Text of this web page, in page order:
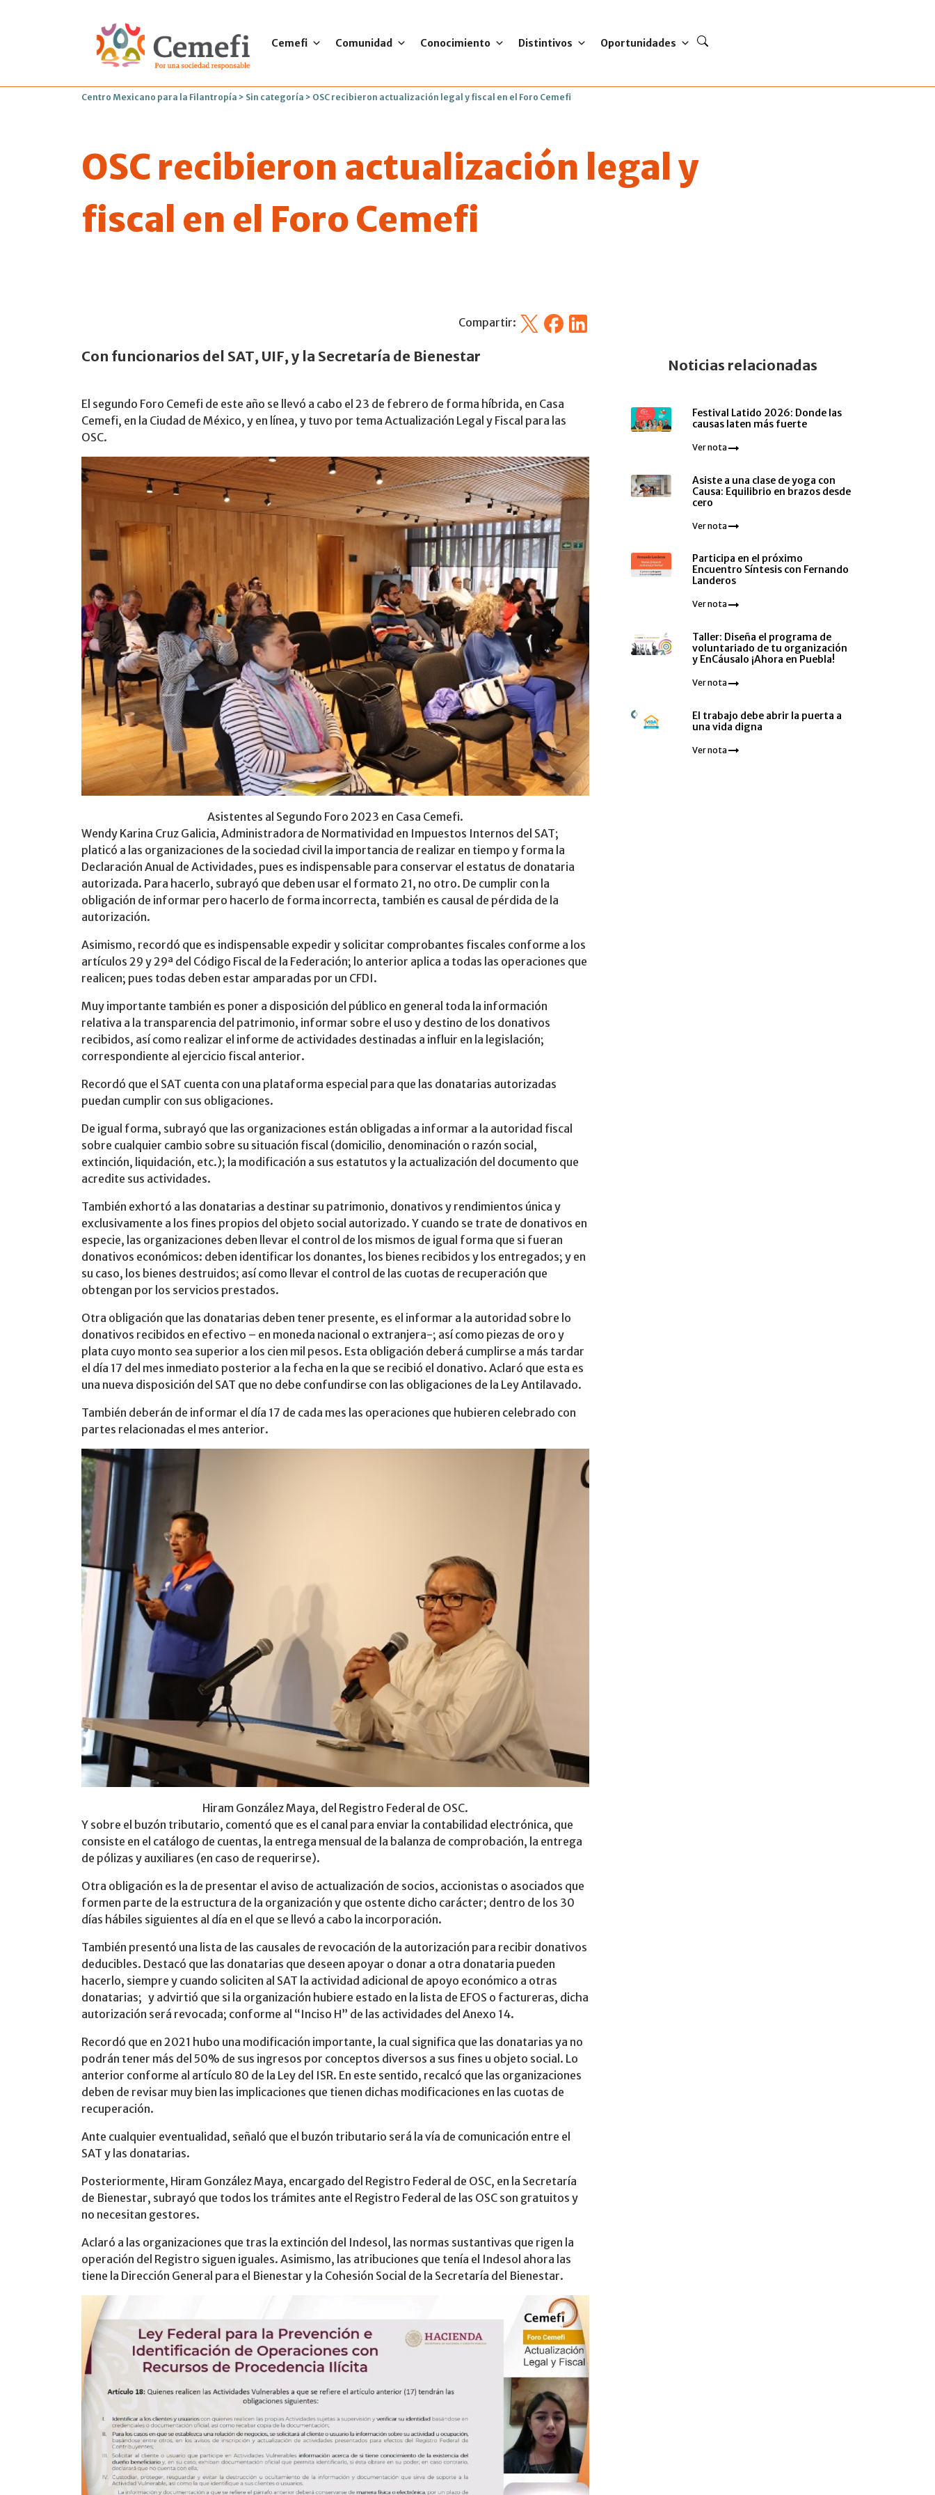
Cemefi Comunidad Conocimiento Distintivos Oportunidades
Centro Mexicano para la Filantropía > Sin categoría > OSC recibieron actualización legal y fiscal en el Foro Cemefi
OSC recibieron actualización legal y
fiscal en el Foro Cemefi
Compartir: X FacebookLinkedin
Con funcionarios del SAT, UIF, y la Secretaría de Bienestar
El segundo Foro Cemefi de este año se llevó a cabo el 23 de febrero de forma híbrida, en Casa
Cemefi, en la Ciudad de México, y en línea, y tuvo por tema Actualización Legal y Fiscal para las
OSC.
Asistentes al Segundo Foro 2023 en Casa Cemefi.
Wendy Karina Cruz Galicia, Administradora de Normatividad en Impuestos Internos del SAT;
platicó a las organizaciones de la sociedad civil la importancia de realizar en tiempo y forma la
Declaración Anual de Actividades, pues es indispensable para conservar el estatus de donataria
autorizada. Para hacerlo, subrayó que deben usar el formato 21, no otro. De cumplir con la
obligación de informar pero hacerlo de forma incorrecta, también es causal de pérdida de la
autorización.
Asimismo, recordó que es indispensable expedir y solicitar comprobantes fiscales conforme a los
artículos 29 y 29ª del Código Fiscal de la Federación; lo anterior aplica a todas las operaciones que
realicen; pues todas deben estar amparadas por un CFDI.
Muy importante también es poner a disposición del público en general toda la información
relativa a la transparencia del patrimonio, informar sobre el uso y destino de los donativos
recibidos, así como realizar el informe de actividades destinadas a influir en la legislación;
correspondiente al ejercicio fiscal anterior.
Recordó que el SAT cuenta con una plataforma especial para que las donatarias autorizadas
puedan cumplir con sus obligaciones.
De igual forma, subrayó que las organizaciones están obligadas a informar a la autoridad fiscal
sobre cualquier cambio sobre su situación fiscal (domicilio, denominación o razón social,
extinción, liquidación, etc.); la modificación a sus estatutos y la actualización del documento que
acredite sus actividades.
También exhortó a las donatarias a destinar su patrimonio, donativos y rendimientos única y
exclusivamente a los fines propios del objeto social autorizado. Y cuando se trate de donativos en
especie, las organizaciones deben llevar el control de los mismos de igual forma que si fueran
donativos económicos: deben identificar los donantes, los bienes recibidos y los entregados; y en
su caso, los bienes destruidos; así como llevar el control de las cuotas de recuperación que
obtengan por los servicios prestados.
Otra obligación que las donatarias deben tener presente, es el informar a la autoridad sobre lo
donativos recibidos en efectivo – en moneda nacional o extranjera-; así como piezas de oro y
plata cuyo monto sea superior a los cien mil pesos. Esta obligación deberá cumplirse a más tardar
el día 17 del mes inmediato posterior a la fecha en la que se recibió el donativo. Aclaró que esta es
una nueva disposición del SAT que no debe confundirse con las obligaciones de la Ley Antilavado.
También deberán de informar el día 17 de cada mes las operaciones que hubieren celebrado con
partes relacionadas el mes anterior.
Hiram González Maya, del Registro Federal de OSC.
Y sobre el buzón tributario, comentó que es el canal para enviar la contabilidad electrónica, que
consiste en el catálogo de cuentas, la entrega mensual de la balanza de comprobación, la entrega
de pólizas y auxiliares (en caso de requerirse).
Otra obligación es la de presentar el aviso de actualización de socios, accionistas o asociados que
formen parte de la estructura de la organización y que ostente dicho carácter; dentro de los 30
días hábiles siguientes al día en el que se llevó a cabo la incorporación.
También presentó una lista de las causales de revocación de la autorización para recibir donativos
deducibles. Destacó que las donatarias que deseen apoyar o donar a otra donataria pueden
hacerlo, siempre y cuando soliciten al SAT la actividad adicional de apoyo económico a otras
donatarias; y advirtió que si la organización hubiere estado en la lista de EFOS o factureras, dicha
autorización será revocada; conforme al “Inciso H” de las actividades del Anexo 14.
Recordó que en 2021 hubo una modificación importante, la cual significa que las donatarias ya no
podrán tener más del 50% de sus ingresos por conceptos diversos a sus fines u objeto social. Lo
anterior conforme al artículo 80 de la Ley del ISR. En este sentido, recalcó que las organizaciones
deben de revisar muy bien las implicaciones que tienen dichas modificaciones en las cuotas de
recuperación.
Ante cualquier eventualidad, señaló que el buzón tributario será la vía de comunicación entre el
SAT y las donatarias.
Posteriormente, Hiram González Maya, encargado del Registro Federal de OSC, en la Secretaría
de Bienestar, subrayó que todos los trámites ante el Registro Federal de las OSC son gratuitos y
no necesitan gestores.
Aclaró a las organizaciones que tras la extinción del Indesol, las normas sustantivas que rigen la
operación del Registro siguen iguales. Asimismo, las atribuciones que tenía el Indesol ahora las
tiene la Dirección General para el Bienestar y la Cohesión Social de la Secretaría del Bienestar.
Noticias relacionadas
Festival Latido 2026: Donde las
causas laten más fuerte
Ver nota
Asiste a una clase de yoga con
Causa: Equilibrio en brazos desde
cero
Ver nota
Participa en el próximo
Encuentro Síntesis con Fernando
Landeros
Ver nota
Taller: Diseña el programa de
voluntariado de tu organización
y EnCáusalo ¡Ahora en Puebla!
Ver nota
El trabajo debe abrir la puerta a
una vida digna
Ver nota